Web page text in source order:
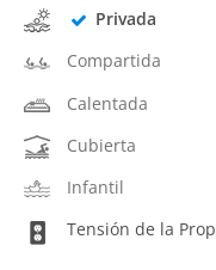
Privada
Compartida
Calentada
Cubierta
Infantil
Tensión de la